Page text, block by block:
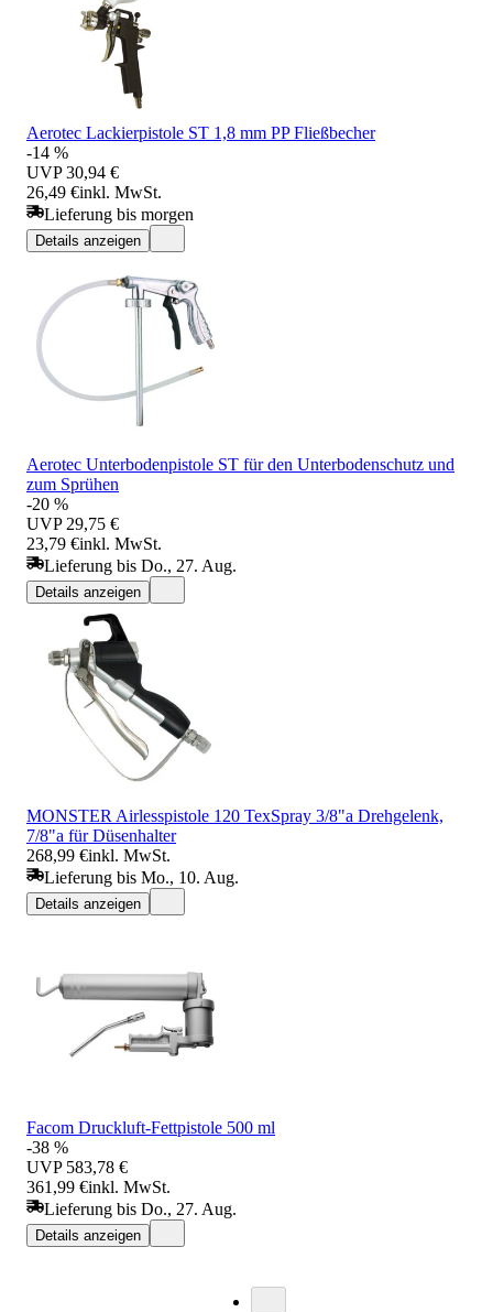
Aerotec Lackierpistole ST 1,8 mm PP Fließbecher
-14 %
UVP 30,94 €
26,49 €inkl. MwSt.
Lieferung bis morgen
Details anzeigen
Aerotec Unterbodenpistole ST für den Unterbodenschutz und
zum Sprühen
-20 %
UVP 29,75 €
23,79 €inkl. MwSt.
Lieferung bis Do., 27. Aug.
Details anzeigen
MONSTER Airlesspistole 120 TexSpray 3/8"a Drehgelenk,
7/8"a für Düsenhalter
268,99 €inkl. MwSt.
Lieferung bis Mo., 10. Aug.
Details anzeigen
Facom Druckluft-Fettpistole 500 ml
-38 %
UVP 583,78 €
361,99 €inkl. MwSt.
Lieferung bis Do., 27. Aug.
Details anzeigen